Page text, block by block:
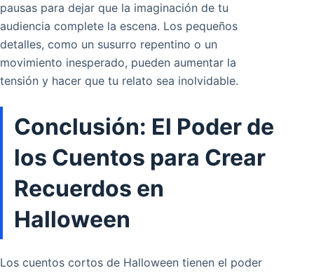
pausas para dejar que la imaginación de tu
audiencia complete la escena. Los pequeños
detalles, como un susurro repentino o un
movimiento inesperado, pueden aumentar la
tensión y hacer que tu relato sea inolvidable.
Conclusión: El Poder de
los Cuentos para Crear
Recuerdos en
Halloween
Los cuentos cortos de Halloween tienen el poder